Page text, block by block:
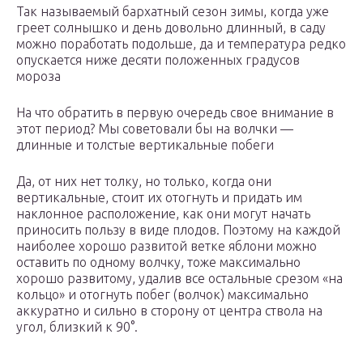
Так называемый бархатный сезон зимы, когда уже
греет солнышко и день довольно длинный, в саду
можно поработать подольше, да и температура редко
опускается ниже десяти положенных градусов
мороза
На что обратить в первую очередь свое внимание в
этот период? Мы советовали бы на волчки —
длинные и толстые вертикальные побеги
Да, от них нет толку, но только, когда они
вертикальные, стоит их отогнуть и придать им
наклонное расположение, как они могут начать
приносить пользу в виде плодов. Поэтому на каждой
наиболее хорошо развитой ветке яблони можно
оставить по одному волчку, тоже максимально
хорошо развитому, удалив все остальные срезом «на
кольцо» и отогнуть побег (волчок) максимально
аккуратно и сильно в сторону от центра ствола на
угол, близкий к 90°.